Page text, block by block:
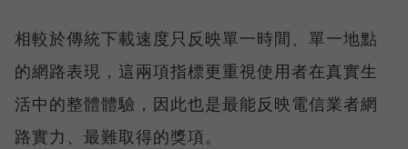
相較於傳統下載速度只反映單一時間、單一地點
的網路表現，這兩項指標更重視使用者在真實生
活中的整體體驗，因此也是最能反映電信業者網
路實力、最難取得的獎項。